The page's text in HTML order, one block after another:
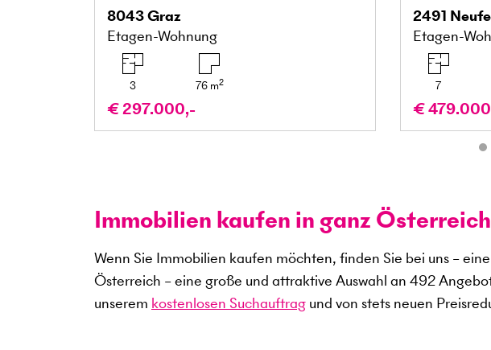
8043Graz
Etagen-Wohnung
3 76m2
€ 297.000,-
2491
Etagen-
7
€
Immobilien kaufen in ganz Österreich
Wenn Sie Immobilien kaufen möchten, finden Sie bei uns –
Österreich – eine große und attraktive Auswahl an 492
unserem kostenlosen Suchauftrag und von stets neuen